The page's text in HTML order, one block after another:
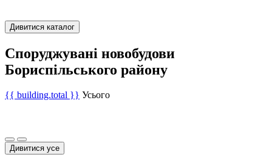
Дивитися каталог
Споруджувані новобудови
Бориспільського району
{{ building.total }} Усього
Дивитися усе